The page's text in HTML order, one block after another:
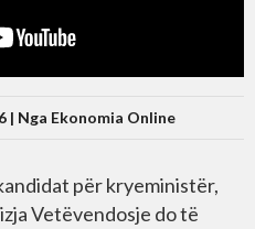
| Nga Ekonomia Online
për kryeministër,
Vetëvendosje do të